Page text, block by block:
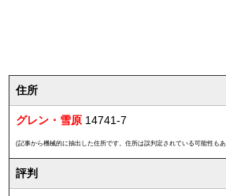
住所
グレン・雪原 14741-7
(記事から機械的に抽出した住所です。住所は誤判定されている可能性も
評判